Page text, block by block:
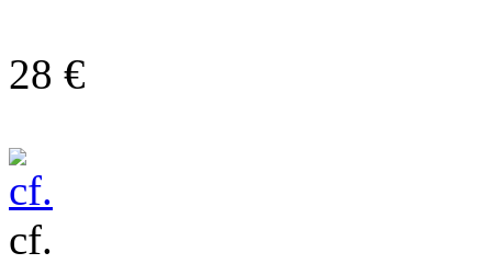
28 €
cf.